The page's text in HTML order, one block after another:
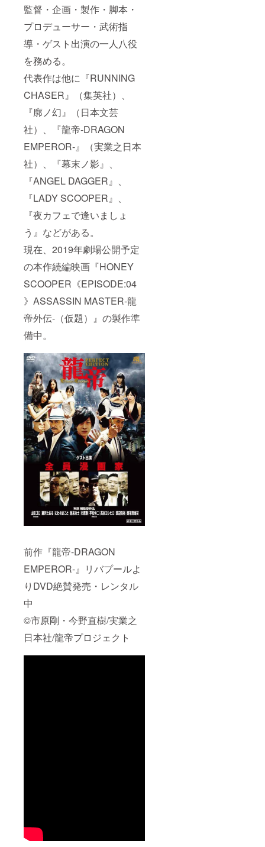
監督・企画・製作・脚本・
プロデューサー・武術指
導・ゲスト出演の一人八役
を務める。
代表作は他に『RUNNING
CHASER』（集英社）、
『廓ノ幻』（日本文芸
社）、『龍帝-DRAGON
EMPEROR-』（実業之日本
社）、『幕末ノ影』、
『ANGEL DAGGER』、
『LADY SCOOPER』、
『夜カフェで逢いましょ
う』などがある。
現在、2019年劇場公開予定
の本作続編映画『HONEY
SCOOPER《EPISODE:04
》ASSASSIN MASTER-龍
帝外伝-（仮題）』の製作準
備中。
前作『龍帝-DRAGON
EMPEROR-』リバプールよ
りDVD絶賛発売・レンタル
中
©市原剛・今野直樹/実業之
日本社/龍帝プロジェクト